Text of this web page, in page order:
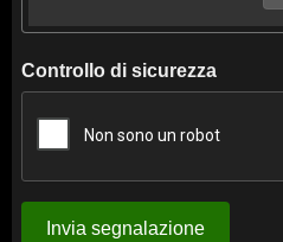
Controllo di sicurezza
Invia segnalazione